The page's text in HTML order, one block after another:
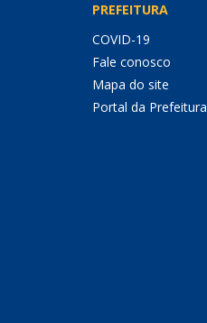
PREFEITURA
COVID-19
Fale conosco
Mapa do site
Portal da Prefeitura